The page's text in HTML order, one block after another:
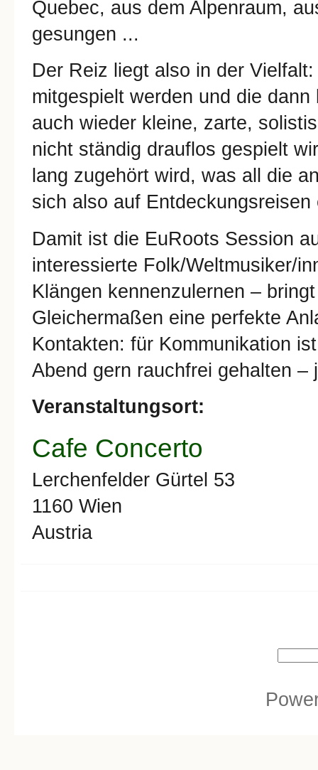
Quebec, aus dem Alpenraum,
gesungen ...
Der Reiz liegt also in der
mitgespielt werden und die
auch wieder kleine, zarte,
nicht ständig drauflos gespielt
lang zugehört wird, was all die
sich also auf Entdeckungsreisen
Damit ist die EuRoots Session
interessierte Folk/Weltmusiker/
Klängen kennenzulernen –
Gleichermaßen eine perfekte
Kontakten: für Kommunikation
Abend gern rauchfrei gehalten
Veranstaltungsort:
Cafe Concerto
Lerchenfelder Gürtel 53
1160 Wien
Austria